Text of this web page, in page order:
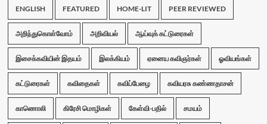
ENGLISH FEATURED HOME-LIT PEER REVIEWED
அறிந்துகொள்வோம் அறிவியல் ஆய்வுக் கட்டுரைகள்
இசைக்கவியின் இதயம் இலக்கியம் ஏனைய கவிஞர்கள் ஓவியங்கள்
கட்டுரைகள் கவிதைகள் கவிப்பேழை கவியரசு கண்ணதாசன்
காணொலி கிரேசி மொழிகள் கேள்வி-பதில் சமயம்